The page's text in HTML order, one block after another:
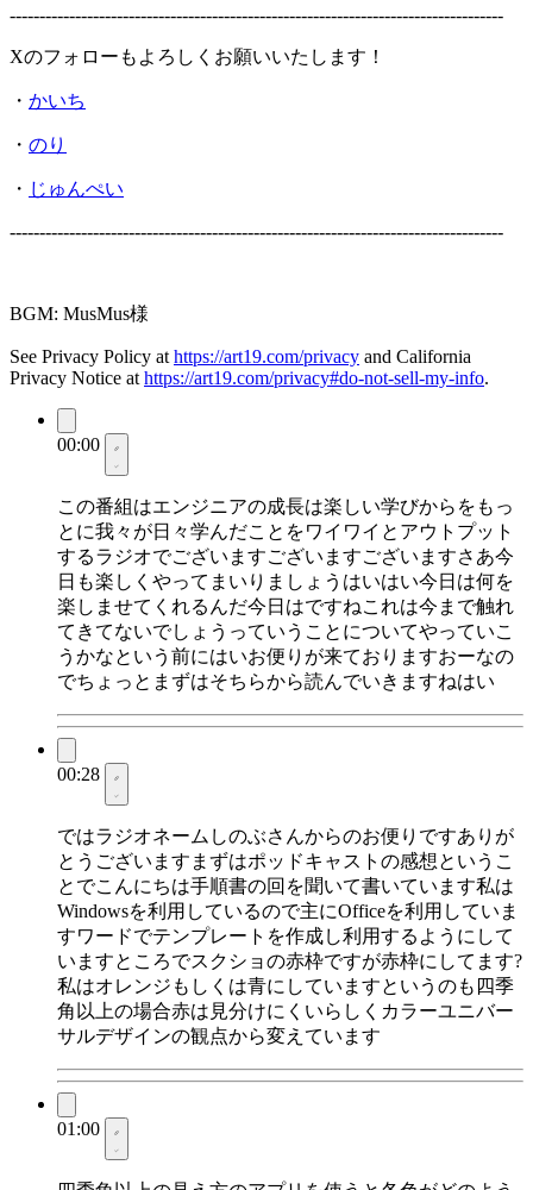
-----------------------------------------------------------------------------------
Xのフォローもよろしくお願いいたします！
・ かいち
・ のり
・ じゅんぺい
-----------------------------------------------------------------------------------
BGM: MusMus様
See Privacy Policy at https://art19.com/privacy and California
Privacy Notice at https://art19.com/privacy#do-not-sell-my-info.
00:00
この番組はエンジニアの成長は楽しい学びからをもっ
とに我々が日々学んだことをワイワイとアウトプット
するラジオでございますございますございますさあ今
日も楽しくやってまいりましょうはいはい今日は何を
楽しませてくれるんだ今日はですねこれは今まで触れ
てきてないでしょうっていうことについてやっていこ
うかなという前にはいお便りが来ておりますおーなの
でちょっとまずはそちらから読んでいきますねはい
00:28
ではラジオネームしのぶさんからのお便りですありが
とうございますまずはポッドキャストの感想というこ
とでこんにちは手順書の回を聞いて書いています私は
Windowsを利用しているので主にOfficeを利用していま
すワードでテンプレートを作成し利用するようにして
いますところでスクショの赤枠ですが赤枠にしてます?
私はオレンジもしくは青にしていますというのも四季
角以上の場合赤は見分けにくいらしくカラーユニバー
サルデザインの観点から変えています
01:00